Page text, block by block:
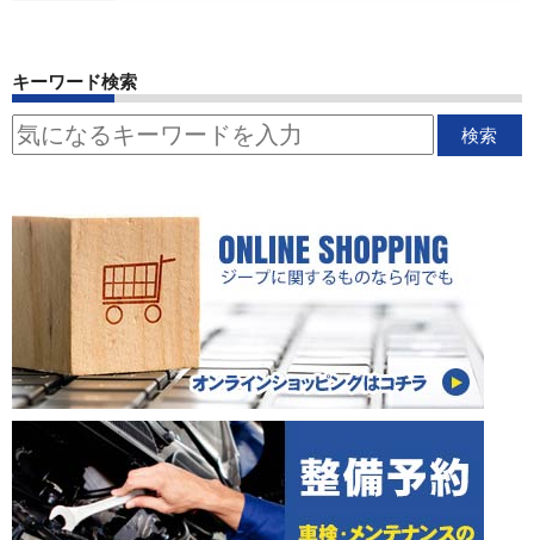
キーワード検索